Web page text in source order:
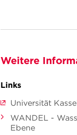
Weitere
Links
Universität
WANDEL -
Ebene